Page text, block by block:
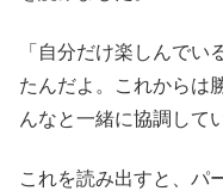
「自分だけ楽しんで
たんだよ。これからは
んなと一緒に協調して
これを読み出すと、パ